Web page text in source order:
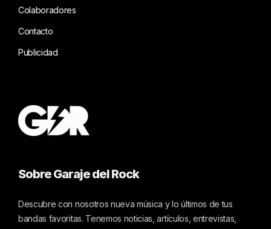
Colaboradores
Contacto
Publicidad
Sobre Garaje del Rock
Descubre con nosotros nueva música y lo últimos de tus
bandas favoritas. Tenemos noticias, artículos, entrevistas,